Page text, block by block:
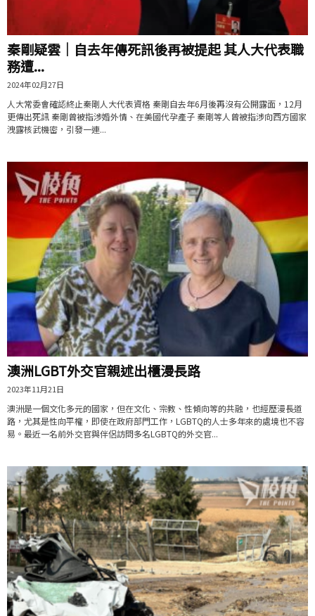
秦剛疑雲｜自去年傳死訊後再被提起 其人大代表職
務遭...
2024年02月27日
人大常委會確認終止秦剛人大代表資格 秦剛自去年6月後再沒有公開露面，12月
更傳出死訊 秦剛曾被指涉婚外情、在美國代孕產子 秦剛等人曾被指涉向西方國家
洩露核武機密，引發一連...
澳洲LGBT外交官親述出櫃漫長路
2023年11月21日
澳洲是一個文化多元的國家，但在文化、宗教、性傾向等的共融，也經歷漫長道
路，尤其是性向平權，即使在政府部門工作，LGBTQ的人士多年來的處境也不容
易。最近一名前外交官與伴侶訪問多名LGBTQ的外交官...